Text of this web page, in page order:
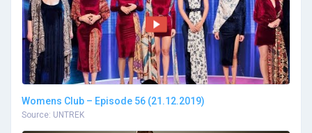
Womens Club – Episode 56 (21.12.2019)
Source: UNTREK